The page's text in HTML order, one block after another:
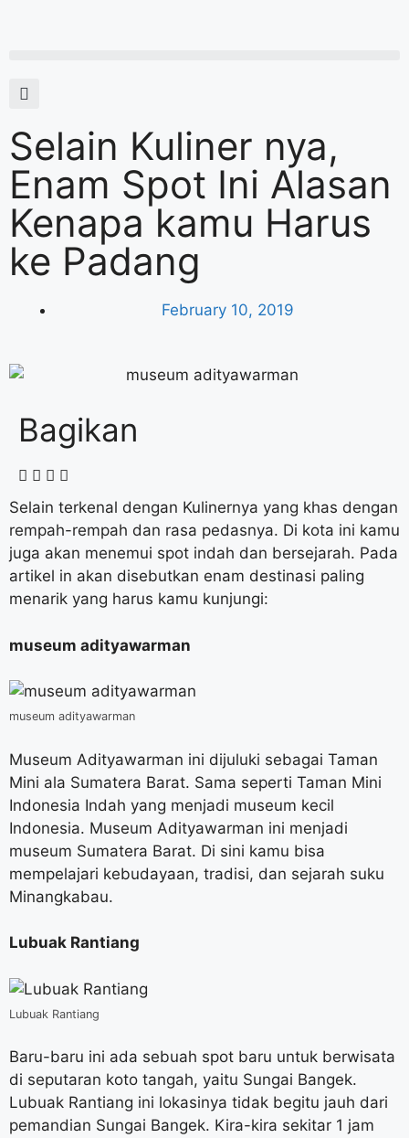
Selain Kuliner nya,
Enam Spot Ini Alasan
Kenapa kamu Harus
ke Padang
February 10, 2019
Bagikan
Selain terkenal dengan Kulinernya yang khas dengan
rempah-rempah dan rasa pedasnya. Di kota ini kamu
juga akan menemui spot indah dan bersejarah. Pada
artikel in akan disebutkan enam destinasi paling
menarik yang harus kamu kunjungi:
museum adityawarman
museum adityawarman
Museum Adityawarman ini dijuluki sebagai Taman
Mini ala Sumatera Barat. Sama seperti Taman Mini
Indonesia Indah yang menjadi museum kecil
Indonesia. Museum Adityawarman ini menjadi
museum Sumatera Barat. Di sini kamu bisa
mempelajari kebudayaan, tradisi, dan sejarah suku
Minangkabau.
Lubuak Rantiang
Lubuak Rantiang
Baru-baru ini ada sebuah spot baru untuk berwisata
di seputaran koto tangah, yaitu Sungai Bangek.
Lubuak Rantiang ini lokasinya tidak begitu jauh dari
pemandian Sungai Bangek. Kira-kira sekitar 1 jam